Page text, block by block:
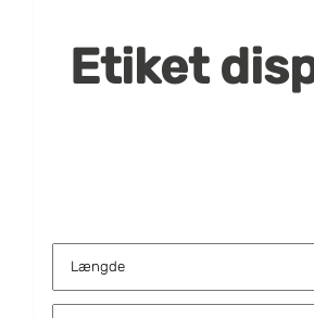
Etiket